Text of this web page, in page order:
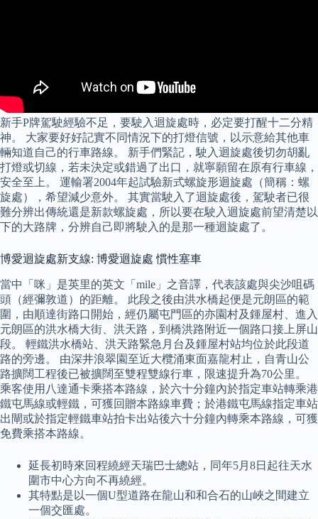
新手P牌駕駛經驗不足，要駛入迴旋處時，必定要打醒十二分精
神。 大家要好好記實不同情況下的打燈信號，以示意給其他車
輛知道自己的行車路線。 新手們緊記，駛入迴旋處後切勿胡亂
打燈或切線，若未決定或錯過了出口，就寧願留在原有行車線，
安全至上。 運輸署2004年起試驗新式螺旋形迴旋處（簡稱：螺
旋處），希望減少意外。 其實當駛入了迴旋處後，駕駛者已很
難分辨出傳統還是新款螺旋處，所以要在駛入迴旋處前望清楚以
下的大路牌，分辨自己即將駛入的是那一種迴旋處了。
博愛迴旋處新支線: 博愛迴旋處 慣性塞車
當中「咪」是英里的英文「mile」之音譯，代表該處與尖沙咀碼
頭（經彌敦道）的距離。 此段之後由洪水橋起便是元朗區的範
圍，由順達街路口開始，經仍屬屯門區的亦園村及鍾屋村、進入
元朗區的洪水橋大街、洪天路，到橋洪路附近一個路口接上屏山
段。 輕鐵洪水橋站、洪天路緊急月台及鍾屋村站均位於此段道
路的旁邊。 由深井浪翠園至近大欖涌東面嘉龍村止，自青山公
路擴闊工程後已被擴闊至雙程雙線行車，限速提升為70公里。
乘客使用八達通卡乘搭本路線，於六十分鐘內於指定車站轉乘港
鐵屯馬線或輕鐵，可獲回贈本路線車費；於港鐵屯馬線指定車站
出閘或於指定輕鐵車站拍卡出站後六十分鐘內轉乘本路線，可獲
免費乘搭本路線。
延長初時來回程繞經天瑞巴士總站，同年5月8日起往天水
圍市中心方向不再繞經。
其特點是以一個U型道路在龍山和和合石的山峽之間建立
一個交匯處。